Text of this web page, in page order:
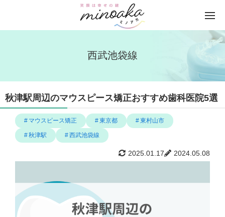
西武池袋線
秋津駅周辺のマウスピース矯正おすすめ歯科医院5選
マウスピース矯正 東京都 東村山市
秋津駅 西武池袋線
2024.05.08
2025.01.17